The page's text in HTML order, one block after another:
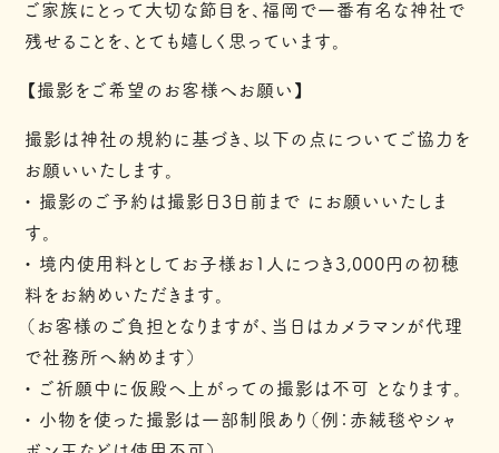
ご家族にとって大切な節目を、福岡で一番有名な神社で
残せることを、とても嬉しく思っています。
【撮影をご希望のお客様へお願い】
撮影は神社の規約に基づき、以下の点についてご協力を
お願いいたします。
• 撮影のご予約は撮影日3日前まで にお願いいたしま
す。
• 境内使用料としてお子様お1人につき3,000円の初穂
料をお納めいただきます。
（お客様のご負担となりますが、当日はカメラマンが代理
で社務所へ納めます）
• ご祈願中に仮殿へ上がっての撮影は不可 となります。
• 小物を使った撮影は一部制限あり（例：赤絨毯やシャ